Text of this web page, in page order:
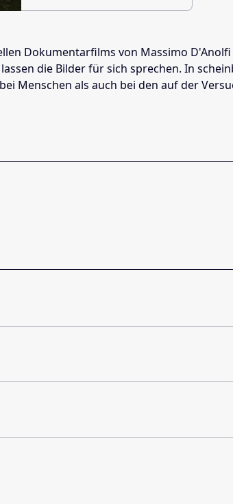
Dokumentarfilms von Massimo
die Bilder für sich sprechen. In
als auch bei den auf der